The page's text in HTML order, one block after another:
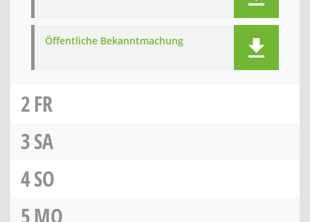
Öffentliche Bekanntmachung
2FR
3SA
4SO
5MO